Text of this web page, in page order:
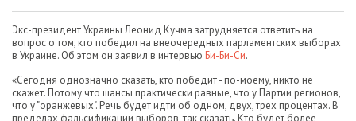
Экс-президент Украины Леонид Кучма затрудняется ответить на
вопрос о том, кто победил на внеочередных парламентских выборах
в Украине. Об этом он заявил в интервью Би-Би-Си.
«Сегодня однозначно сказать, кто победит - по-моему, никто не
скажет. Потому что шансы практически равные, что у Партии регионов,
что у "оранжевых". Речь будет идти об одном, двух, трех процентах. В
пределах фальсификации выборов, так сказать. Кто будет более